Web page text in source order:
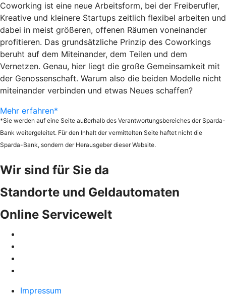
Coworking ist eine neue Arbeitsform, bei der Freiberufler,
Kreative und kleinere Startups zeitlich flexibel arbeiten und
dabei in meist größeren, offenen Räumen voneinander
profitieren. Das grundsätzliche Prinzip des Coworkings
beruht auf dem Miteinander, dem Teilen und dem
Vernetzen. Genau, hier liegt die große Gemeinsamkeit mit
der Genossenschaft. Warum also die beiden Modelle nicht
miteinander verbinden und etwas Neues schaffen?
Mehr erfahren*
*Sie werden auf eine Seite außerhalb des Verantwortungsbereiches der Sparda-
Bank weitergeleitet. Für den Inhalt der vermittelten Seite haftet nicht die
Sparda-Bank, sondern der Herausgeber dieser Website.
Wir sind für Sie da
Standorte und Geldautomaten
Online Servicewelt
Impressum